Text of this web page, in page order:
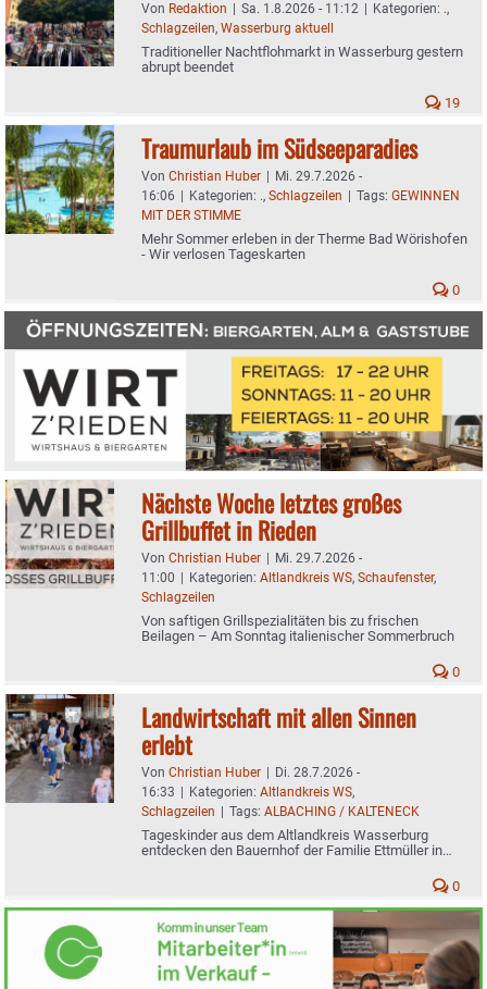
Von Redaktion Sa. 1.8.2026 - 11:12 Kategorien: .,
Schlagzeilen, Wasserburg aktuell
Traditioneller Nachtflohmarkt in Wasserburg gestern
abrupt beendet
19
Traumurlaub im Südseeparadies
Von Christian Huber
Mi. 29.7.2026 -
16:06
Kategorien: ., Schlagzeilen Tags: GEWINNEN
MIT DER STIMME
Mehr Sommer erleben in der Therme Bad Wörishofen
- Wir verlosen Tageskarten
0
Nächste Woche letztes großes
Grillbuffet in Rieden
Von Christian Huber | Mi. 29.7.2026 -
11:00 | Kategorien: Altlandkreis WS, Schaufenster,
Schlagzeilen
Von saftigen Grillspezialitäten bis zu frischen
Beilagen – Am Sonntag italienischer Sommerbruch
0
Landwirtschaft mit allen Sinnen
erlebt
Von Christian Huber | Di. 28.7.2026 -
16:33 | Kategorien: Altlandkreis WS,
Schlagzeilen | Tags: ALBACHING / KALTENECK
Tageskinder aus dem Altlandkreis Wasserburg
entdecken den Bauernhof der Familie Ettmüller in
0